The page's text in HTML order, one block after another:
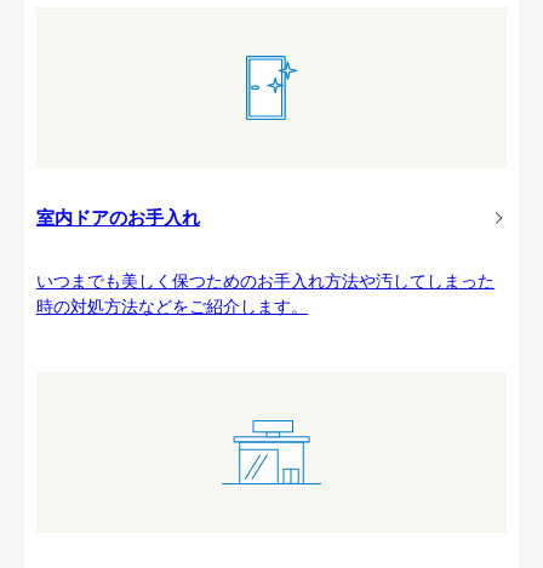
室内ドアのお手入れ
いつまでも美しく保つためのお手入れ方法や汚してしまった
時の対処方法などをご紹介します。